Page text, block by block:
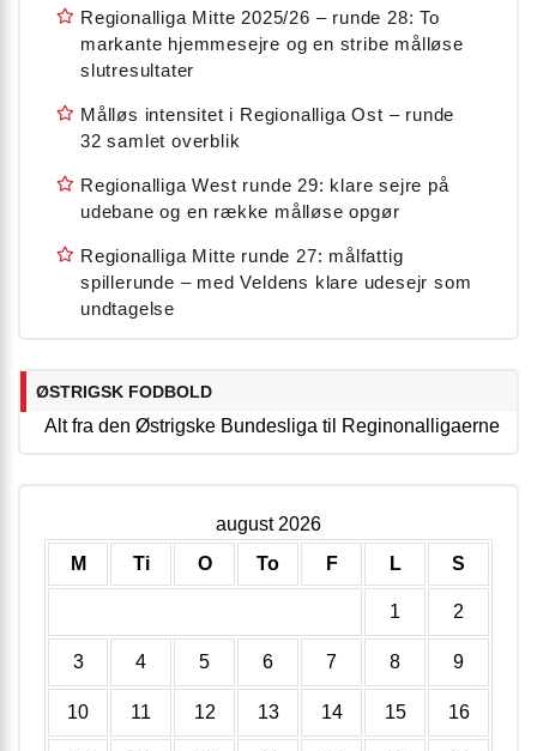
Regionalliga Mitte 2025/26 – runde 28: To
markante hjemmesejre og en stribe målløse
slutresultater
Målløs intensitet i Regionalliga Ost – runde
32 samlet overblik
Regionalliga West runde 29: klare sejre på
udebane og en række målløse opgør
Regionalliga Mitte runde 27: målfattig
spillerunde – med Veldens klare udesejr som
undtagelse
ØSTRIGSK FODBOLD
Alt fra den Østrigske Bundesliga til Reginonalligaerne
august 2026
M
Ti O To F L S
1 2
3 4 5 6 7 8 9
10 11 12 13 14 15 16